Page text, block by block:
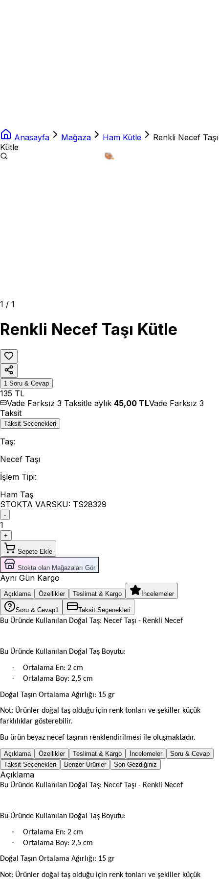
Anasayfa Mağaza Ham Kütle
Renkli Necef Taşı
Kütle
1 / 1
Renkli Necef Taşı Kütle
1 Soru & Cevap
135 TL
Vade Farksız 3 Taksitle aylık 45,00 TLVade Farksız 3
Taksit
Taksit Seçenekleri
Taş:
Necef Taşı
İşlem Tipi:
Ham Taş
STOKTA VARSKU: TS28329
-
1
+
Sepete Ekle
Stokta olan Mağazaları Gör
Aynı Gün Kargo
Açıklama Özellikler Teslimat & Kargo İncelemeler
Soru & Cevap1 Taksit Seçenekleri
Bu Üründe Kullanılan Doğal Taş: Necef Taşı - Renkli Necef
Bu Üründe Kullanılan Doğal Taş Boyutu:
· Ortalama En: 2 cm
· Ortalama Boy: 2,5 cm
Doğal Taşın Ortalama Ağırlığı: 15 gr
Not: Ürünler doğal taş olduğu için renk tonları ve şekiller küçük
farklılıklar gösterebilir.
Bu ürün beyaz necef taşının renklendirilmesi ile oluşmaktadır.
Açıklama Özellikler Teslimat & Kargo İncelemeler
Soru & Cevap
Taksit Seçenekleri
Benzer Ürünler Son Gezdiğiniz
Açıklama
Bu Üründe Kullanılan Doğal Taş: Necef Taşı - Renkli Necef
Bu Üründe Kullanılan Doğal Taş Boyutu:
· Ortalama En: 2 cm
· Ortalama Boy: 2,5 cm
Doğal Taşın Ortalama Ağırlığı: 15 gr
Not: Ürünler doğal taş olduğu için renk tonları ve şekiller küçük